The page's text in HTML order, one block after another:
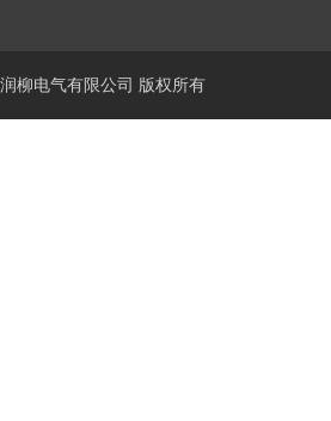
柳电气有限公司 版权所有